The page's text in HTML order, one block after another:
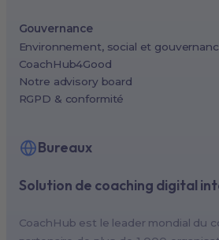
Solution de coaching digital
CoachHub est le leader mondial du
Gouvernance
Environnement, social et
CoachHub4Good
Notre advisory board
RGPD & conformité
Bureaux
New York, USA (North America HQ)